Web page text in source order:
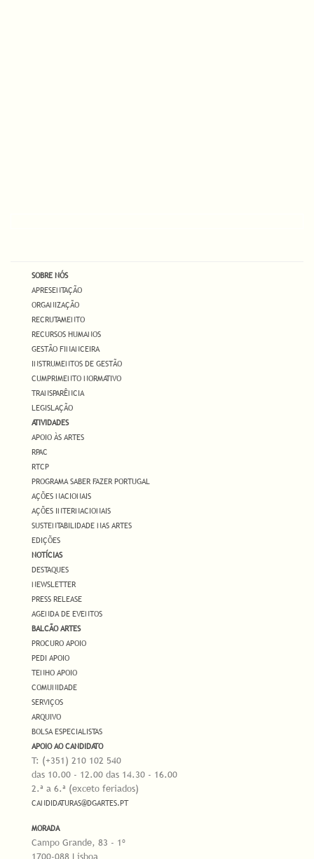
SOBRE NÓS
APRESENTAÇÃO
ORGANIZAÇÃO
RECRUTAMENTO
RECURSOS HUMANOS
GESTÃO FINANCEIRA
INSTRUMENTOS DE GESTÃO
CUMPRIMENTO NORMATIVO
TRANSPARÊNCIA
LEGISLAÇÃO
ATIVIDADES
APOIO ÀS ARTES
RPAC
RTCP
PROGRAMA SABER FAZER PORTUGAL
AÇÕES NACIONAIS
AÇÕES INTERNACIONAIS
SUSTENTABILIDADE NAS ARTES
EDIÇÕES
NOTÍCIAS
DESTAQUES
NEWSLETTER
PRESS RELEASE
AGENDA DE EVENTOS
BALCÃO ARTES
PROCURO APOIO
PEDI APOIO
TENHO APOIO
COMUNIDADE
SERVIÇOS
ARQUIVO
BOLSA ESPECIALISTAS
APOIO AO CANDIDATO
T: (+351) 210 102 540
das 10.00 - 12.00 das 14.30 - 16.00
2.ª a 6.ª (exceto feriados)
CANDIDATURAS@DGARTES.PT
MORADA
Campo Grande, 83 - 1º
1700-088 Lisboa